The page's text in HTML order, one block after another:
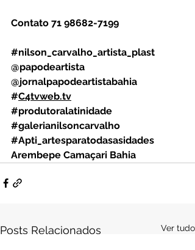
Contato 71 98682-7199
#nilson_carvalho_artista_plast
@papodeartista
@jornalpapodeartistabahia
#C4tvweb.tv
#produtoralatinidade
#galerianilsoncarvalho
#Apti_artesparatodasasidades
Arembepe Camaçari Bahia
Posts Relacionados Ver tudo